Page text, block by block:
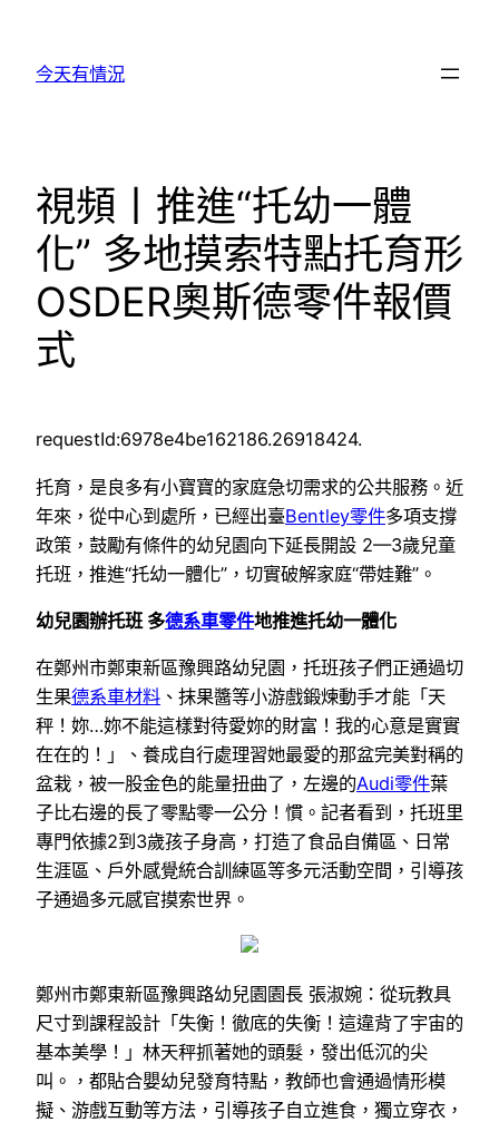
今天有情況
視頻丨推進“托幼一體
化” 多地摸索特點托育形
OSDER奧斯德零件報價
式
requestId:6978e4be162186.26918424.
托育，是良多有小寶寶的家庭急切需求的公共服務。近
年來，從中心到處所，已經出臺Bentley零件多項支撐
政策，鼓勵有條件的幼兒園向下延長開設 2—3歲兒童
托班，推進“托幼一體化”，切實破解家庭“帶娃難”。
幼兒園辦托班 多德系車零件地推進托幼一體化
在鄭州市鄭東新區豫興路幼兒園，托班孩子們正通過切
生果德系車材料 、抹果醬等小游戲鍛煉動手才能「天
秤！妳…妳不能這樣對待愛妳的財富！我的心意是實實
在在的！」、養成自行處理習她最愛的那盆完美對稱的
盆栽，被一股金色的能量扭曲了，左邊的Audi零件葉
子比右邊的長了零點零一公分！慣。記者看到，托班里
專門依據2到3歲孩子身高，打造了食品自備區、日常
生涯區、戶外感覺統合訓練區等多元活動空間，引導孩
子通過多元感官摸索世界。
鄭州市鄭東新區豫興路幼兒園園長 張淑婉：從玩教具
尺寸到課程設計「失衡！徹底的失衡！這違背了宇宙的
基本美學！」林天秤抓著她的頭髮，發出低沉的尖
叫。，都貼合嬰幼兒發育特點，教師也會通過情形模
擬、游戲互動等方法，引導孩子自立進食，獨立穿衣，